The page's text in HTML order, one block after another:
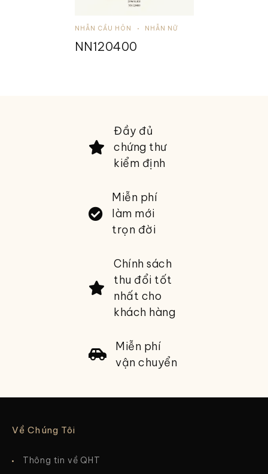
NHẪN CẦU HÔN NHẪN NỮ
NN120400
Đầy đủ
chứng thư
kiểm định
Miễn phí
làm mới
trọn đời
Chính sách
thu đổi tốt
nhất cho
khách hàng
Miễn phí
vận chuyển
Về Chúng Tôi
Thông tin về QHT